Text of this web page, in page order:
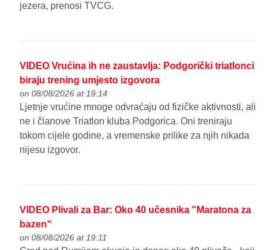
jezera, prenosi TVCG.
VIDEO Vrućina ih ne zaustavlja: Podgorički triatlonci
biraju trening umjesto izgovora
on 08/08/2026 at 19:14
Ljetnje vrućine mnoge odvraćaju od fizičke aktivnosti, ali
ne i članove Triatlon kluba Podgorica. Oni treniraju
tokom cijele godine, a vremenske prilike za njih nikada
nijesu izgovor.
VIDEO Plivali za Bar: Oko 40 učesnika "Maratona za
bazen“
on 08/08/2026 at 19:11